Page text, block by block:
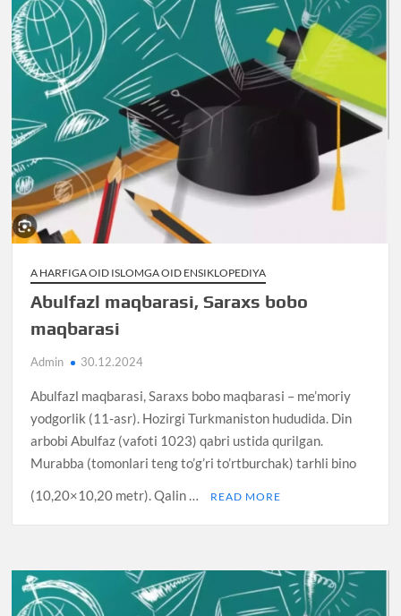
A HARFIGA OID ISLOMGA OID ENSIKLOPEDIYA
Abulfazl maqbarasi, Saraxs bobo
maqbarasi
Admin 30.12.2024
Abulfazl maqbarasi, Saraxs bobo maqbarasi – me’moriy
yodgorlik (11-asr). Hozirgi Turkmaniston hududida. Din
arbobi Abulfaz (vafoti 1023) qabri ustida qurilgan.
Murabba (tomonlari teng to’g’ri to’rtburchak) tarhli bino
(10,20×10,20 metr). Qalin …
READ MORE